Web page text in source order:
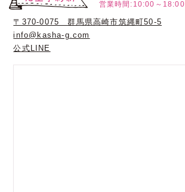
営業時間:10:00～18:00
〒370-0075 群馬県高崎市筑縄町50-5
info@kasha-g.com
公式LINE